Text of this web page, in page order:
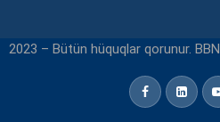
2023 – Bütün hüquqlar qorunur. BBN